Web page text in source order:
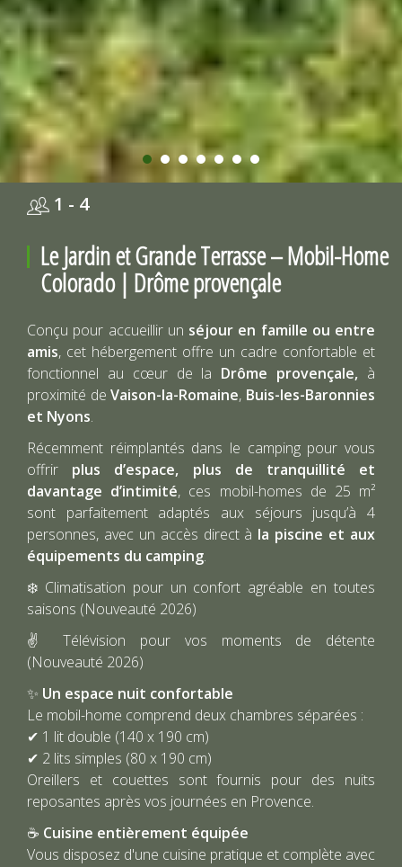
Le Jardin et Grande Terrasse – Mobil-Home
Colorado | Drôme provençale
1 - 4
Conçu pour accueillir un séjour en famille ou entre
amis, cet hébergement offre un cadre confortable et
fonctionnel au cœur de la Drôme provençale, à
proximité deVaison-la-Romaine, Buis-les-Baronnies
et Nyons.
Récemment réimplantés dans le camping pour vous
offrir plus d’espace, plus de tranquillité et
davantage d’intimité, ces mobil-homes de 25 m²
sont parfaitement adaptés aux séjours jusqu’à 4
personnes, avec un accès direct à la piscine et aux
équipements du camping.
❄️ Climatisation pour un confort agréable en toutes
saisons (Nouveauté 2026)
✌ Télévision pour vos moments de détente
(Nouveauté 2026)
✨ Un espace nuit confortable
Le mobil-home comprend deux chambres séparées :
✔ 1 lit double (140 x 190 cm)
✔ 2 lits simples (80 x 190 cm)
Oreillers et couettes sont fournis pour des nuits
reposantes après vos journées en Provence.
☕ Cuisine entièrement équipée
Vous disposez d'une cuisine pratique et complète avec